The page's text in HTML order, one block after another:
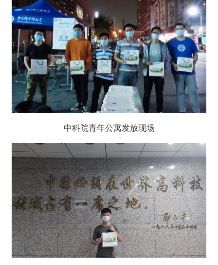
中科院青年公寓发放现场